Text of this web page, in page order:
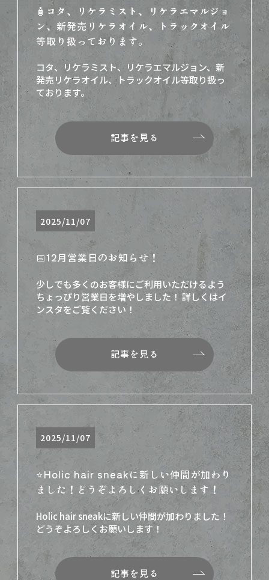
🧴コタ、リケラミスト、リケラエマルジョ
ン、新発売リケラオイル、トラックオイル
等取り扱っております。
コタ、リケラミスト、リケラエマルジョン、新
発売リケラオイル、トラックオイル等取り扱っ
ております。
記事を見る
2025/11/07
📅12月営業日のお知らせ！
少しでも多くのお客様にご利用いただけるよう
ちょっぴり営業日を増やしました！ 詳しくはイ
ンスタをご覧ください！
記事を見る
2025/11/07
⭐Holic hair sneakに新しい仲間が加わり
ました！どうぞよろしくお願いします！
Holic hair sneakに新しい仲間が加わりました！
どうぞよろしくお願いします！
記事を見る